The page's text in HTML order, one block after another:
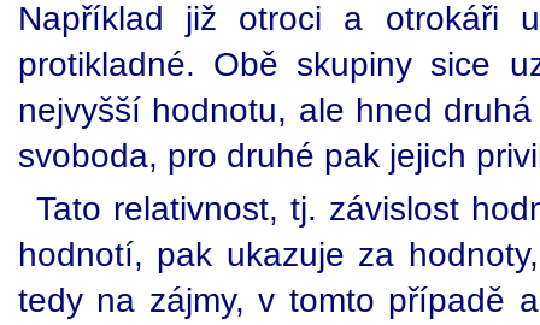
Například již otroci a otrokáři
protikladné. Obě skupiny sice
nejvyšší hodnotu, ale hned
svoboda, pro druhé pak jejich
Tato relativnost, tj. závislost
hodnotí, pak ukazuje za
tedy na zájmy, v tomto případě